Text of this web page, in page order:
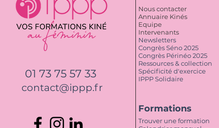
01 73 75 57 33
contact@ippp.fr
Nous contacter
Annuaire Kinés
Equipe
Intervenants
Newsletters
Congrès Séno 2025
Congrès Périnéo 2025
Ressources & collection
Spécificité d'exercice
IPPP Solidaire
Formations
Trouver une formation